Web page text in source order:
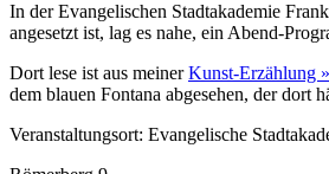
In der Evangelischen Stadtakademie
angesetzt ist, lag es nahe, ein Abend-
Dort lese ist aus meinerKunst-Erzählung
dem blauen Fontana abgesehen, der dort
Veranstaltungsort: Evangelische